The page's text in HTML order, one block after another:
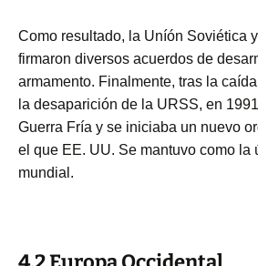
Como resultado, la Uníón Soviética
firmaron diversos acuerdos de
armamento. Finalmente, tras la
la desaparición de la URSS, en
Guerra Fría y se iniciaba un nuevo
el que EE. UU. Se mantuvo como la
mundial.